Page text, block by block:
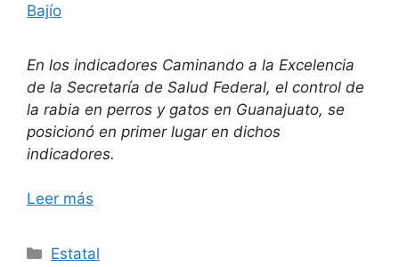
Bajío
En los indicadores Caminando a la Excelencia
de la Secretaría de Salud Federal, el control de
la rabia en perros y gatos en Guanajuato, se
posicionó en primer lugar en dichos
indicadores.
Leer más
Categorías
Estatal